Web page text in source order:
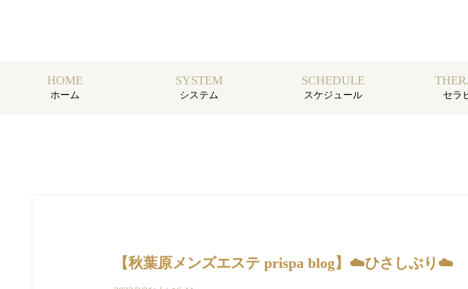
HOME
ホーム
SYSTEM
システム
SCHEDULE
スケジュール セラ
【秋葉原メンズエステ prispa blog】☁️ひさしぶり☁️